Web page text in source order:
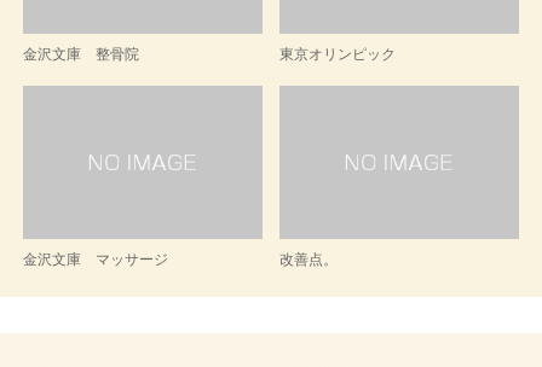
金沢文庫 整骨院 東京オリンピック
金沢文庫 マッサージ 改善点。